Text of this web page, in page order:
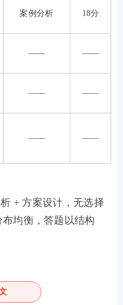
案例分析 18分
—— ——
—— ——
—— ——
+ 方案设计，无选择
均衡，答题以结构
点解决）、小组（新就